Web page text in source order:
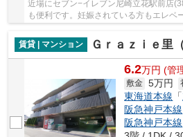
近場にセブン−イレブン尼崎立花駅前店
も便利です。妊娠されている方もエレベ
に暮らすことができます。CATVは様々
賃貸 | マンション
Ｇｒａｚｉｅ里
6.2万円 (管
敷金 5万円
東海道本線 「
阪急神戸本線
阪急神戸本線